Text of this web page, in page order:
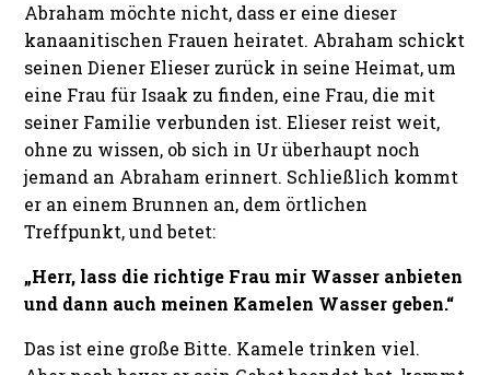
Abraham möchte nicht, dass er eine dieser
kanaanitischen Frauen heiratet. Abraham schickt
seinen Diener Elieser zurück in seine Heimat, um
eine Frau für Isaak zu finden, eine Frau, die mit
seiner Familie verbunden ist. Elieser reist weit,
ohne zu wissen, ob sich in Ur überhaupt noch
jemand an Abraham erinnert. Schließlich kommt
er an einem Brunnen an, dem örtlichen
Treffpunkt, und betet:
„Herr, lass die richtige Frau mir Wasser anbieten
und dann auch meinen Kamelen Wasser geben.“
Das ist eine große Bitte. Kamele trinken viel.